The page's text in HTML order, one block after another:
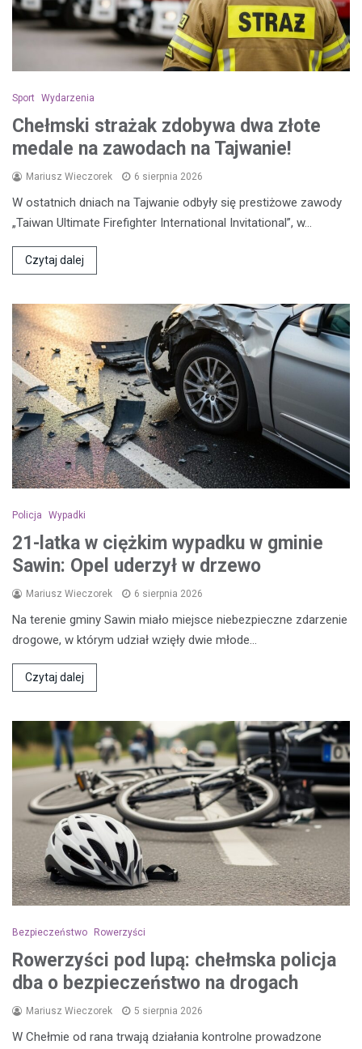
Sport Wydarzenia
Chełmski strażak zdobywa dwa złote
medale na zawodach na Tajwanie!
Mariusz Wieczorek 6 sierpnia 2026
W ostatnich dniach na Tajwanie odbyły się prestiżowe zawody
„Taiwan Ultimate Firefighter International Invitational”, w…
Czytaj dalej
Policja Wypadki
21-latka w ciężkim wypadku w gminie
Sawin: Opel uderzył w drzewo
Mariusz Wieczorek 6 sierpnia 2026
Na terenie gminy Sawin miało miejsce niebezpieczne zdarzenie
drogowe, w którym udział wzięły dwie młode…
Czytaj dalej
Bezpieczeństwo Rowerzyści
Rowerzyści pod lupą: chełmska policja
dba o bezpieczeństwo na drogach
Mariusz Wieczorek 5 sierpnia 2026
W Chełmie od rana trwają działania kontrolne prowadzone